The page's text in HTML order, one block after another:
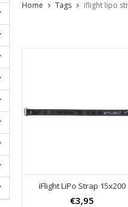
Home Tags iflight lipo
iFlight LiPo Strap 15x200
€3,95